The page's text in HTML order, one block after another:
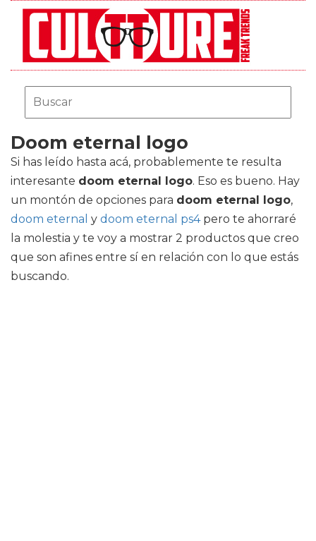
Doom eternal logo
Si has leído hasta acá, probablemente te resulta
interesante doom eternal logo. Eso es bueno. Hay
un montón de opciones para doom eternal logo,
doom eternal y doom eternal ps4pero te ahorraré
la molestia y te voy a mostrar 2 productos que creo
que son afines entre sí en relación con lo que estás
buscando.